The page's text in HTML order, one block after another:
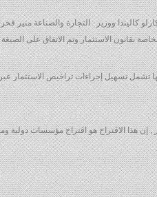
ووزير التجارة والصناعة منير
بقانون الاستثمار وتم الاتفاق على الصيغة
تشمل تسهيل إجراءات تراخيص الاستثمار
, إن هذا الاقتراح هو اقتراح مؤسسات دولية